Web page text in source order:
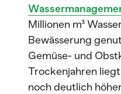
Millionen m³
Bewässerung
Gemüse- und
Trockenjahren
noch deutlich